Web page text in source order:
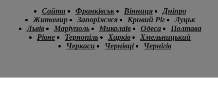
Сайти Франківськ Вінниця
Дніпро
Житомир
Запоріжжя Кривий Ріг
Луцьк
Львів
Маріуполь Миколаїв Одеса
Полтава
Рівне
Тернопіль Харків
Хмельницький
Черкаси
Чернівці Чернігів